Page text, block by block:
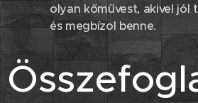
olyan kőművest, akivel jól
és megbízol benne.